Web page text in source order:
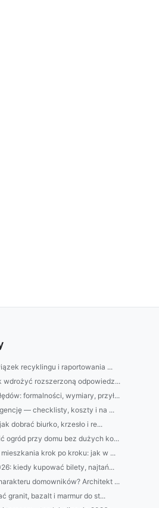
recyklingu i raportowania ...
wdrożyć rozszerzoną odpowiedz...
formalności, wymiary, przył...
— checklisty, koszty i na ...
dobrać biurko, krzesło i re...
ogród przy domu bez dużych ko...
krok po kroku: jak w ...
kiedy kupować bilety, najtań...
domowników? Architekt ...
granit, bazalt i marmur do st...